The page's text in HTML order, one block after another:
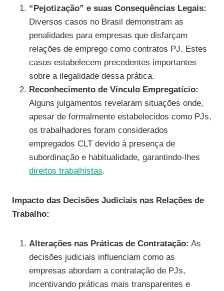
“Pejotização” e suas Consequências Legais:
Diversos casos no Brasil demonstram as
penalidades para empresas que disfarçam
relações de emprego como contratos PJ. Estes
casos estabelecem precedentes importantes
sobre a ilegalidade dessa prática.
Reconhecimento de Vínculo Empregatício:
Alguns julgamentos revelaram situações onde,
apesar de formalmente estabelecidos como PJs,
os trabalhadores foram considerados
empregados CLT devido à presença de
subordinação e habitualidade, garantindo-lhes
direitos trabalhistas.
Impacto das Decisões Judiciais nas Relações de
Trabalho:
Alterações nas Práticas de Contratação: As
decisões judiciais influenciam como as
empresas abordam a contratação de PJs,
incentivando práticas mais transparentes e